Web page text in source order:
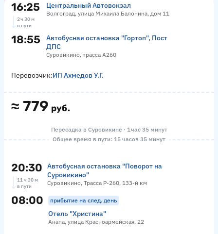
16:25 Центральный Автовокзал
Волгоград, улица Михаила Балонина, дом 11
2 ч 30 м
в пути
18:55
Автобусная остановка "Гортоп", Пост
ДПС
Суровикино, трасса А260
≈ 779 руб.
Перевозчик:ИП Ахмедов У.Г.
Пересадка в Суровикине · 1 час 35 минут
Общее время в пути: 15 часов 35 минут
20:30
Автобусная остановка "Поворот на
Суровикино"
Суровикино, Трасса Р-260, 133-й км
11 ч 30 м
в пути
08:00 прибытие на след. день
Отель "Христина"
Анапа, улица Красноармейская, 22